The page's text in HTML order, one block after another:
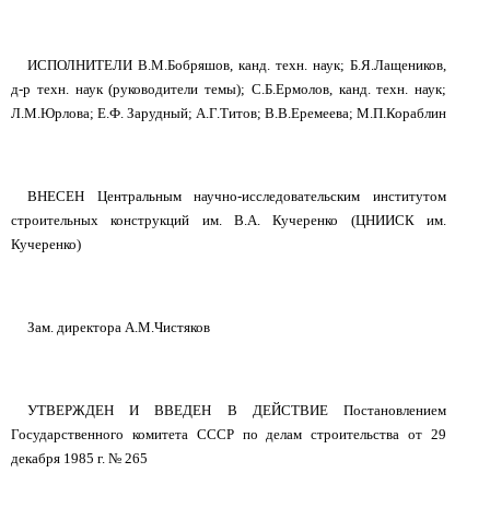
ИСПОЛНИТЕЛИ В.М.Бобряшов, канд. техн. наук; Б.Я.Лащеников,
д-р техн. наук (руководители темы); С.Б.Ермолов, канд. техн. наук;
Л.М.Юрлова; Е.Ф. Зарудный; А.Г.Титов; В.В.Еремеева; М.П.Кораблин
ВНЕСЕН Центральным научно-исследовательским институтом
строительных конструкций им. В.А. Кучеренко (ЦНИИСК им.
Кучеренко)
Зам. директора А.М.Чистяков
УТВЕРЖДЕН И ВВЕДЕН В ДЕЙСТВИЕ Постановлением
Государственного комитета СССР по делам строительства от 29
декабря 1985 г. № 265